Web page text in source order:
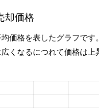
却価格
価格を表したグラフです。
くなるにつれて価格は上